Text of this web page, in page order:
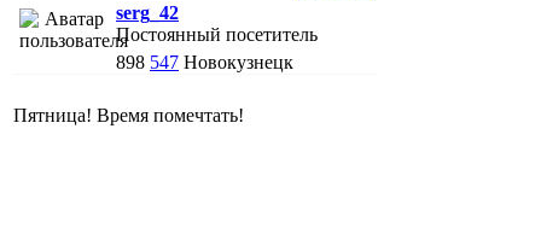
serg_42
Постоянный посетитель
898 547 Новокузнецк
Пятница! Время помечтать!